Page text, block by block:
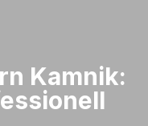
Kamnik: